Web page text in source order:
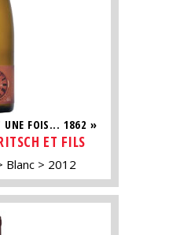
UNE FOIS... 1862 »
ET FILS
Blanc 2012